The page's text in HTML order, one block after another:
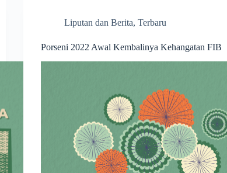
Liputan dan Berita,Terbaru
Porseni 2022 Awal Kembalinya Kehangatan FIB